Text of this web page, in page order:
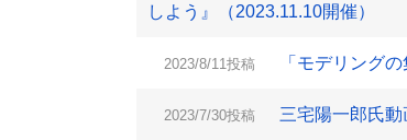
しよう』（2023.11.10開催）
2023/8/11投稿 「モデリング
2023/7/30投稿 三宅陽一郎氏